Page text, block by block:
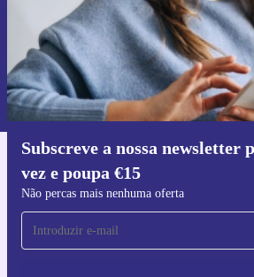
Subscreve a nossa newsletter
vez e poupa €15
Não percas mais nenhuma oferta
Pedir voucher
Informações sobre o uso de dados pessoais
nossaPolítica de Privacidade
Faz o download da
Para iOS e Android